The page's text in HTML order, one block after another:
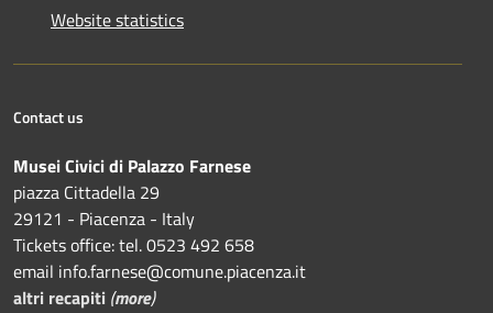
Website statistics
Contact us
Musei Civici di Palazzo Farnese
piazza Cittadella 29
29121 - Piacenza - Italy
Tickets office: tel. 0523 492 658
email info.farnese@comune.piacenza.it
altri recapiti (more)